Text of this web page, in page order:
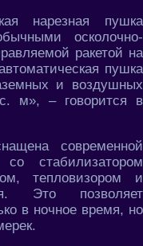
нарезная пушка
осколочно-
ракетой на
пушка
и воздушных
м», – говорится в
современной
стабилизатором
тепловизором и
Это позволяет
в ночное время, но